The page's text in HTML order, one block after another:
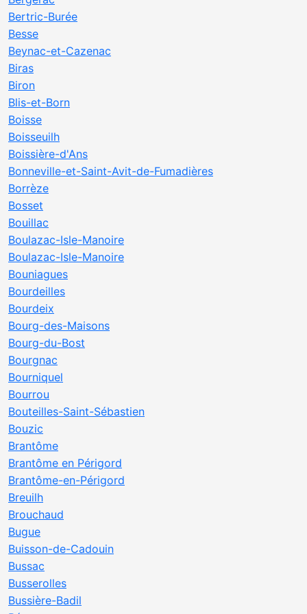
Bertric-Burée
Besse
Beynac-et-Cazenac
Biras
Biron
Blis-et-Born
Boisse
Boisseuilh
Boissière-d'Ans
Bonneville-et-Saint-Avit-de-Fumadières
Borrèze
Bosset
Bouillac
Boulazac-Isle-Manoire
Boulazac-Isle-Manoire
Bouniagues
Bourdeilles
Bourdeix
Bourg-des-Maisons
Bourg-du-Bost
Bourgnac
Bourniquel
Bourrou
Bouteilles-Saint-Sébastien
Bouzic
Brantôme
Brantôme en Périgord
Brantôme-en-Périgord
Breuilh
Brouchaud
Bugue
Buisson-de-Cadouin
Bussac
Busserolles
Bussière-Badil